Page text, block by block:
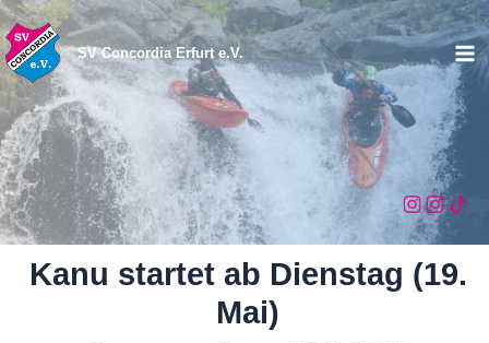
Zum
Inhalt
springen
SV Concordia Erfurt e.V.
Kanu startet ab Dienstag (19.
Mai)